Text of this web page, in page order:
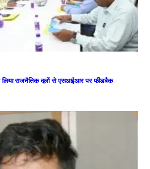
लिया राजनैतिक दलों से एसआईआर पर फीडबैक